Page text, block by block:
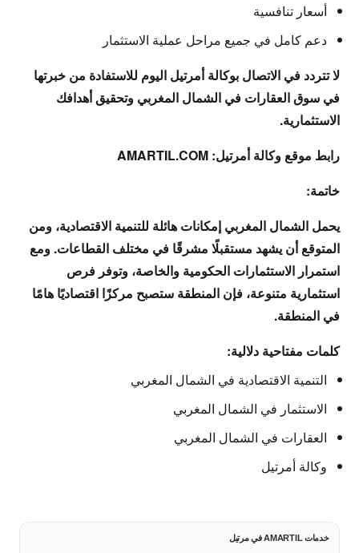
أسعار تنافسية
دعم كامل في جميع مراحل عملية الاستثمار
لا تتردد في الاتصال بوكالة أمرتيل اليوم للاستفادة من خبرتها
في سوق العقارات في الشمال المغربي وتحقيق أهدافك
الاستثمارية.
رابط موقع وكالة أمرتيل:
خاتمة:
يحمل الشمال المغربي إمكانات هائلة للتنمية الاقتصادية، ومن
المتوقع أن يشهد مستقبلًا مشرقًا في مختلف القطاعات. ومع
استمرار الاستثمارات الحكومية والخاصة، وتوفر فرص
استثمارية متنوعة، فإن المنطقة ستصبح مركزًا اقتصاديًا هامًا
في المنطقة.
كلمات مفتاحية دلالية:
التنمية الاقتصادية في الشمال المغربي
الاستثمار في الشمال المغربي
العقارات في الشمال المغربي
وكالة أمرتيل
خدمات AMARTIL في مرتيل